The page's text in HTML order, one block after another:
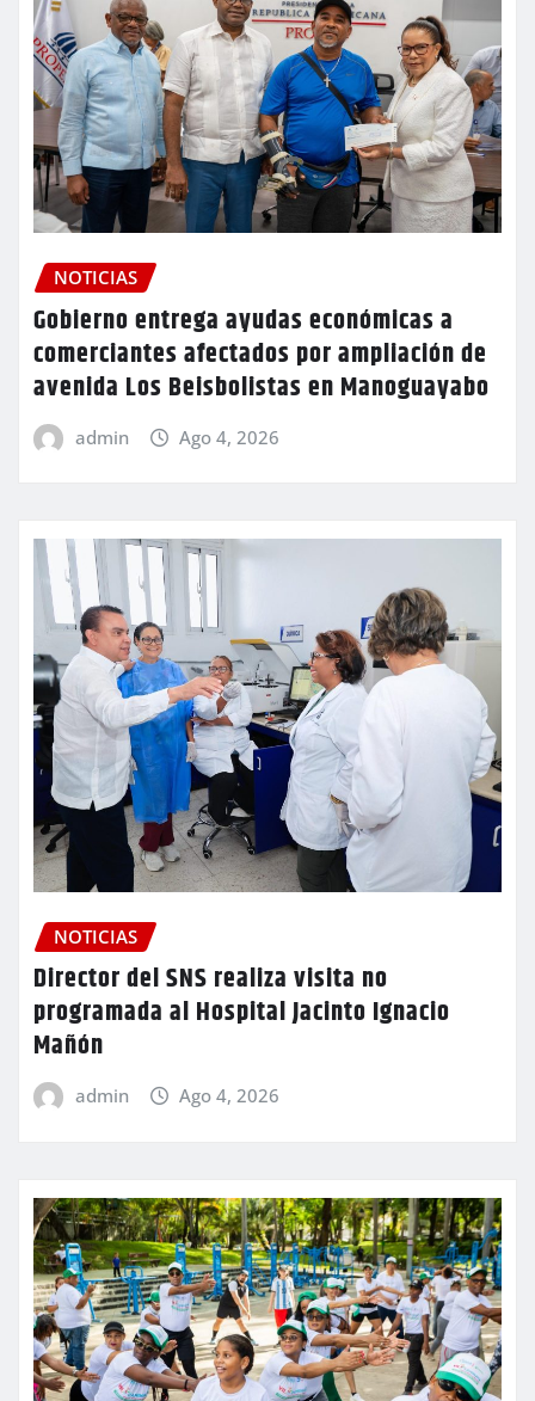
NOTICIAS
Gobierno entrega ayudas económicas a
comerciantes afectados por ampliación de
avenida Los Beisbolistas en Manoguayabo
admin Ago 4, 2026
NOTICIAS
Director del SNS realiza visita no
programada al Hospital Jacinto Ignacio
Mañón
admin Ago 4, 2026